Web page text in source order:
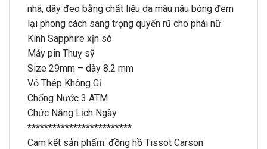
nhã, dây đeo bằng chất liệu da màu nâu bóng đem
lại phong cách sang trọng quyến rũ cho phái nữ.
Kính Sapphire xịn sò
Máy pin Thuỵ sỹ
Size 29mm – dày 8.2 mm
Vỏ Thép Không Gỉ
Chống Nước 3 ATM
Chức Năng Lịch Ngày
*************************
Cam kết sản phẩm: đồng hồ Tissot Carson